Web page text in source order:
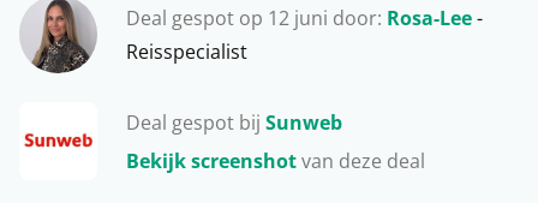
Deal gespot op 12 juni door: Rosa-Lee-
Reisspecialist
Deal gespot bij Sunweb
Bekijk screenshotvan deze deal
te huren en wat leuke stranden en dorpjes te
verkennen. De populairste plekken voor een
zonvakantie op Kreta zijn Chersonissos, Rethymnon,
Stalis en Malia. Of je nu liever in een luxe all inclusive
hotel verblijft of graag de rust opzoekt in een boutique